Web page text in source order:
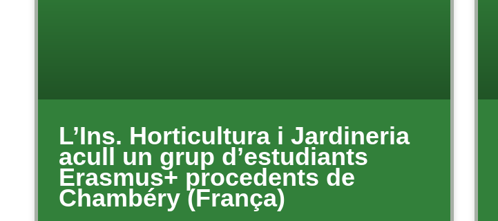
L’Ins. Horticultura i Jardineria
acull un grup d’estudiants
Erasmus+ procedents de
Chambéry (França)